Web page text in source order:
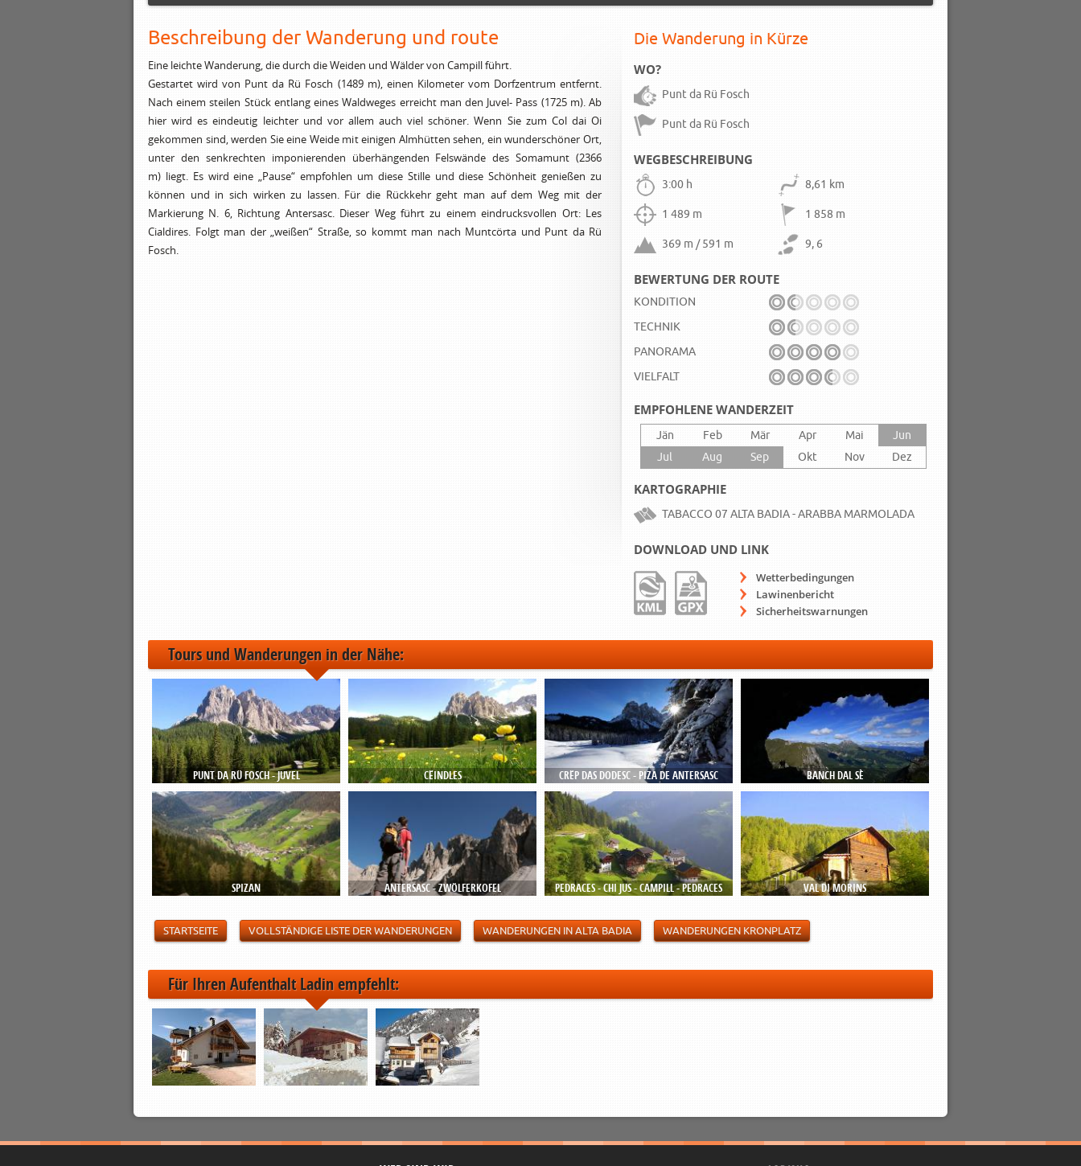
Beschreibung der Wanderung und route
Eine leichte Wanderung, die durch die Weiden und Wälder von Campill führt.
Gestartet wird von Punt da Rü Fosch (1489 m), einen Kilometer vom Dorfzentrum entfernt.
Nach einem steilen Stück entlang eines Waldweges erreicht man den Juvel- Pass (1725 m). Ab
hier wird es eindeutig leichter und vor allem auch viel schöner. Wenn Sie zum Col dai Oi
gekommen sind, werden Sie eine Weide mit einigen Almhütten sehen, ein wunderschöner Ort,
unter den senkrechten imponierenden überhängenden Felswände des Somamunt (2366
m) liegt. Es wird eine „Pause“ empfohlen um diese Stille und diese Schönheit genießen zu
können und in sich wirken zu lassen. Für die Rückkehr geht man auf dem Weg mit der
Markierung N. 6, Richtung Antersasc. Dieser Weg führt zu einem eindrucksvollen Ort: Les
Cialdires. Folgt man der „weißen“ Straße, so kommt man nach Muntcörta und Punt da Rü
Fosch.
Die Wanderung in Kürze
WO?
Punt da Rü Fosch
Punt da Rü Fosch
WEGBESCHREIBUNG
3:00 h 8,61 km
1 489 m 1 858 m
369 m / 591 m 9, 6
BEWERTUNG DER ROUTE
KONDITION
TECHNIK
PANORAMA
VIELFALT
EMPFOHLENE WANDERZEIT
Jän Feb Mär Apr Mai
Jun
Jul
Aug Sep Okt Nov Dez
KARTOGRAPHIE
TABACCO 07 ALTA BADIA - ARABBA MARMOLADA
DOWNLOAD UND LINK
Wetterbedingungen
Lawinenbericht
Sicherheitswarnungen
Tours und Wanderungen in der Nähe:
PUNT DA RÜ FOSCH - JUVEL CËINDLES CRËP DAS DODESC - PIZA DE ANTERSASC BANCH DAL SÈ
SPIZAN ANTERSASC - ZWÖLFERKOFEL PEDRACES - CHI JUS - CAMPILL - PEDRACES VAL DI MORINS
STARTSEITE VOLLSTÄNDIGE LISTE DER WANDERUNGEN WANDERUNGEN IN ALTA BADIA WANDERUNGEN KRONPLATZ
Für Ihren Aufenthalt Ladin empfehlt: